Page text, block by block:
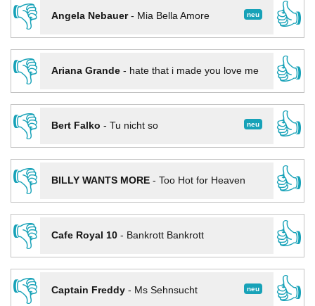
👎 neu
Angela Nebauer- Mia Bella Amore
👍
👎
Ariana Grande- hate that i made you love me
👍
👎
neu
Bert Falko - Tu nicht so
👍
👎
BILLY WANTS MORE- Too Hot for Heaven
👍
👎
Cafe Royal 10- Bankrott Bankrott
👍
👎
neu
Captain Freddy- Ms Sehnsucht
👍